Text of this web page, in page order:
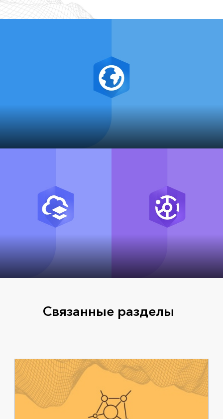
Связанные разделы